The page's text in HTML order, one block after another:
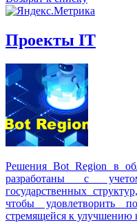
Проекты IT
Решения Вot Region в
разработаны с
государственных
чтобы удовлетворить
стремящейся к улучшению